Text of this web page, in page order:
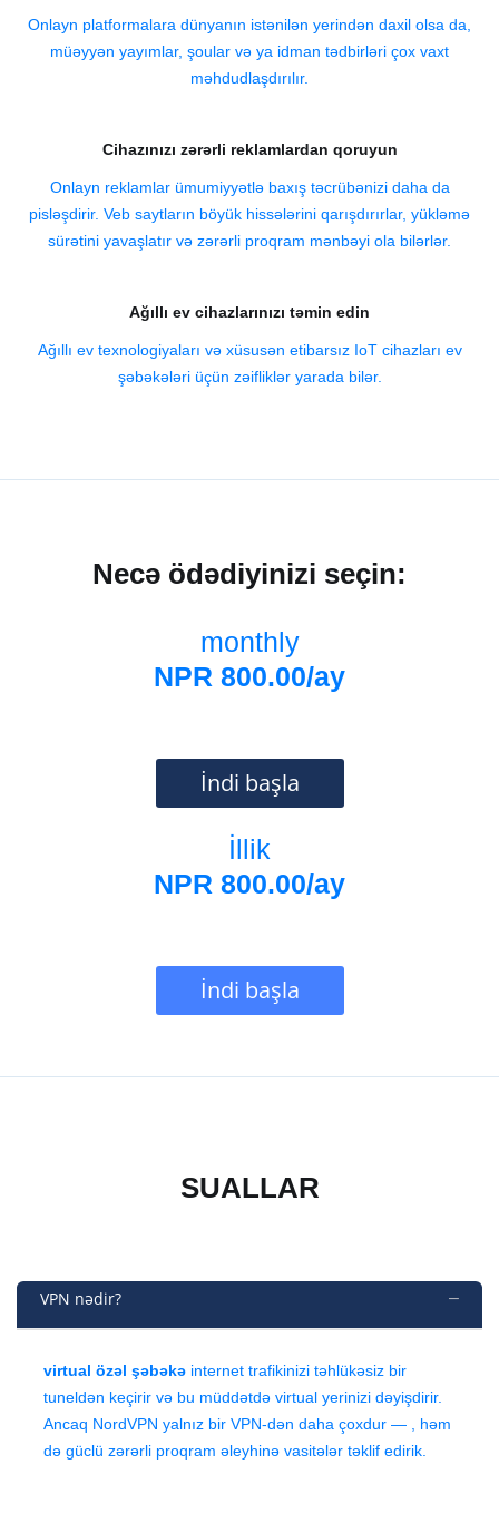
Onlayn platformalara dünyanın istənilən yerindən daxil olsa da,
müəyyən yayımlar, şoular və ya idman tədbirləri çox vaxt
məhdudlaşdırılır.
Cihazınızı zərərli reklamlardan qoruyun
Onlayn reklamlar ümumiyyətlə baxış təcrübənizi daha da
pisləşdirir. Veb saytların böyük hissələrini qarışdırırlar, yükləmə
sürətini yavaşlatır və zərərli proqram mənbəyi ola bilərlər.
Ağıllı ev cihazlarınızı təmin edin
Ağıllı ev texnologiyaları və xüsusən etibarsız IoT cihazları ev
şəbəkələri üçün zəifliklər yarada bilər.
Necə ödədiyinizi seçin:
monthly
NPR 800.00/ay
İndi başla
İllik
NPR 800.00/ay
İndi başla
SUALLAR
VPN nədir?
virtual özəl şəbəkə internet trafikinizi təhlükəsiz bir
tuneldən keçirir və bu müddətdə virtual yerinizi dəyişdirir.
Ancaq NordVPN yalnız bir VPN-dən daha çoxdur — , həm
də güclü zərərli proqram əleyhinə vasitələr təklif edirik.